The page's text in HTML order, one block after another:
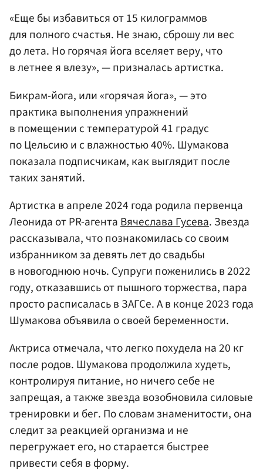
«Еще бы избавиться от 15 килограммов
для полного счастья. Не знаю, сброшу ли вес
до лета. Но горячая йога вселяет веру, что
в летнее я влезу», — призналась артистка.
Бикрам-йога, или «горячая йога», — это
практика выполнения упражнений
в помещении с температурой 41 градус
по Цельсию и с влажностью 40%. Шумакова
показала подписчикам, как выглядит после
таких занятий.
Артистка в апреле 2024 года родила первенца
Леонида от PR-агентаВячеслава Гусева. Звезда
рассказывала, что познакомилась со своим
избранником за девять лет до свадьбы
в новогоднюю ночь. Супруги поженились в 2022
году, отказавшись от пышного торжества, пара
просто расписалась в ЗАГСе. А в конце 2023 года
Шумакова объявила о своей беременности.
Актриса отмечала, что легко похудела на 20 кг
после родов. Шумакова продолжила худеть,
контролируя питание, но ничего себе не
запрещая, а также звезда возобновила силовые
тренировки и бег. По словам знаменитости, она
следит за реакцией организма и не
перегружает его, но старается быстрее
привести себя в форму.